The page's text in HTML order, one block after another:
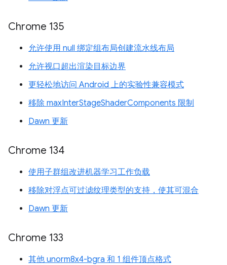
Chrome 135
允许使用 null 绑定组布局创建流水线布局
允许视口超出渲染目标边界
更轻松地访问 Android 上的实验性兼容模式
移除 maxInterStageShaderComponents 限制
Dawn 更新
Chrome 134
使用子群组改进机器学习工作负载
移除对浮点可过滤纹理类型的支持，使其可混合
Dawn 更新
Chrome 133
其他 unorm8x4-bgra 和 1 组件顶点格式